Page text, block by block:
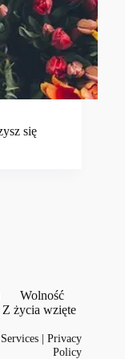
się
Wolność
Z życia wzięte
|Privacy
Policy